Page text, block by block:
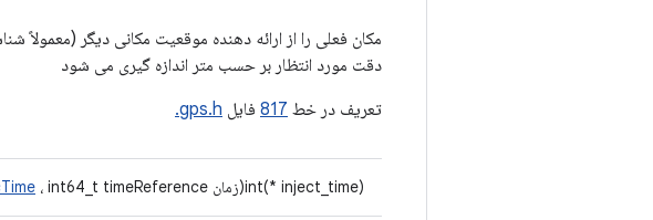
مکان فعلی را از ارائه دهنده موقعیت مکانی دیگر
دقت مورد انتظار بر حسب متر اندازه گیری می شود
تعریف در خط 817 فایل gps.h.
int(* inject_time)(زمان ، int64_t timeReference، عدم قطعیت int)